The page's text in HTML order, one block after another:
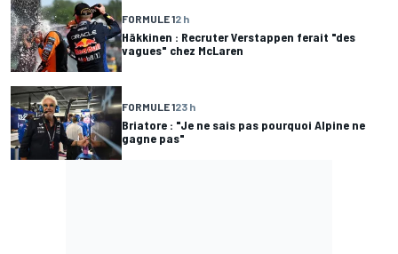
FORMULE 12 h
Häkkinen : Recruter Verstappen ferait "des
vagues" chez McLaren
FORMULE 123 h
Briatore : "Je ne sais pas pourquoi Alpine ne
gagne pas"